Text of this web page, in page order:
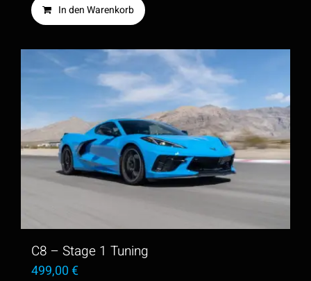
In den Warenkorb
C8 – Stage 1 Tuning
499,00€